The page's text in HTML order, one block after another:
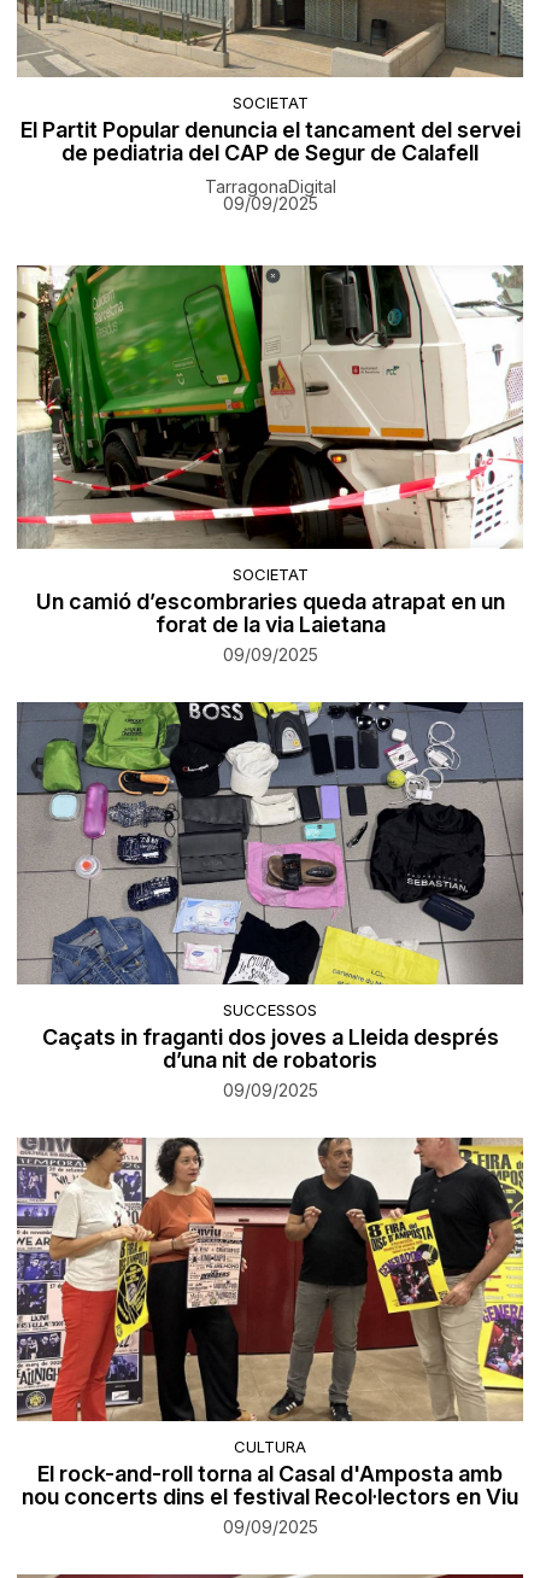
SOCIETAT
El Partit Popular denuncia el tancament del servei
de pediatria del CAP de Segur de Calafell
TarragonaDigital
09/09/2025
SOCIETAT
Un camió d’escombraries queda atrapat en un
forat de la via Laietana
09/09/2025
SUCCESSOS
Caçats in fraganti dos joves a Lleida després
d’una nit de robatoris
09/09/2025
CULTURA
El rock-and-roll torna al Casal d'Amposta amb
nou concerts dins el festival Recol·lectors en Viu
09/09/2025